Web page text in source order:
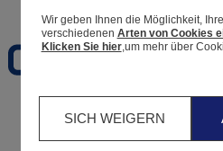
Wir geben Ihnen die Möglichkeit,
verschiedenen Arten von Cookies
Klicken Sie hier,um mehr über
SICH WEIGERN